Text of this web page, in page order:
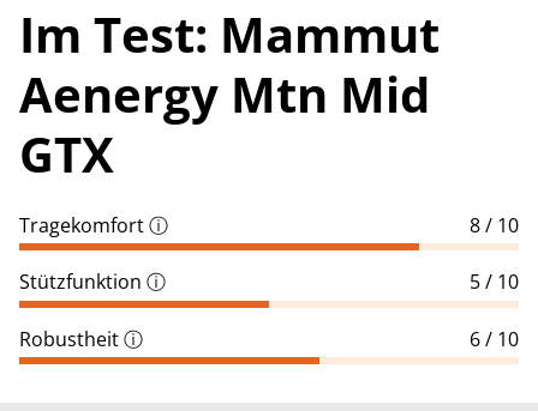
Im Test: Mammut
Aenergy Mtn Mid
GTX
Tragekomfortⓘ 8 / 10
Stützfunktion ⓘ 5 / 10
Robustheitⓘ 6 / 10